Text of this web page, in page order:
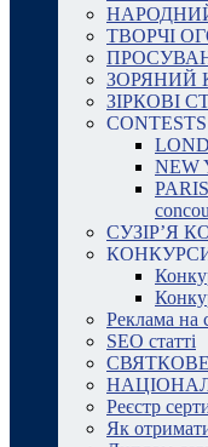
ТВОРЧІ
ЗОРЯНИЙ
ЗІРКОВІ
NEW
СУЗІР’Я
Реклама на
SEO статті
Реєстр
Як